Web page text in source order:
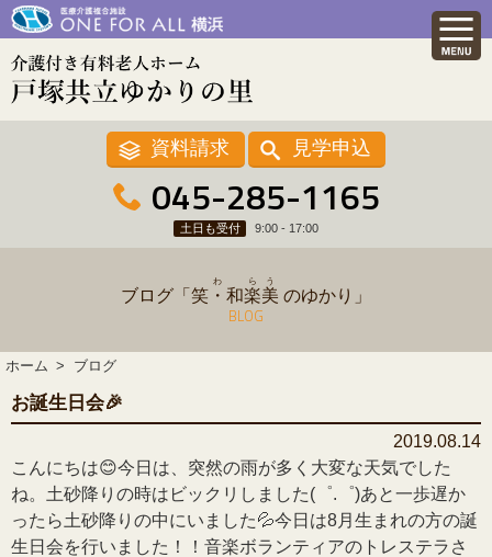
資料請求 見学申込
045-285-1165
土日も受付 9:00 - 17:00
ブログ「 笑・和
わ
楽
ら
美
う
のゆかり」
BLOG
ホーム ブログ
お誕生日会🎉
2019.08.14
こんにちは😊今日は、突然の雨が多く大変な天気でした
ね。土砂降りの時はビックリしました(゜.゜)あと一歩遅か
ったら土砂降りの中にいました💦今日は8月生まれの方の誕
生日会を行いました！！音楽ボランティアのトレステラさ